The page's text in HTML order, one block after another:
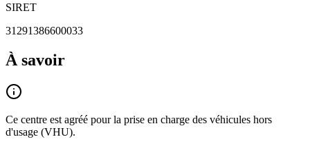
SIRET
31291386600033
À savoir
Ce centre est agréé pour la prise en charge des véhicules hors
d'usage (VHU).